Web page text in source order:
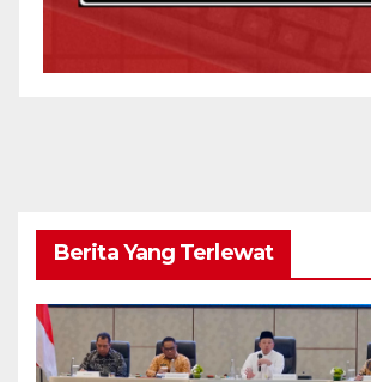
Berita Yang Terlewat